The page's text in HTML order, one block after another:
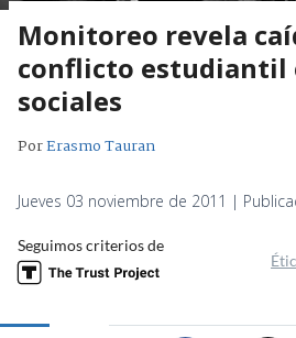
Monitoreo revela
conflicto estudiantil
sociales
PorErasmo Tauran
Jueves 03 noviembre de 2011 |
Seguimos criterios de